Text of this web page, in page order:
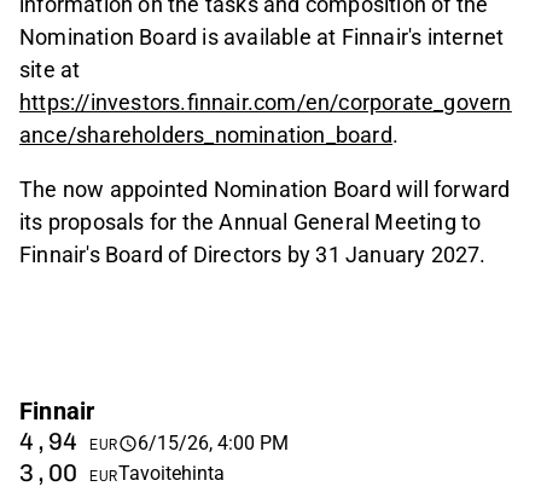
Nomination Board is available at Finnair's internet
site at
https://investors.finnair.com/en/corporate_govern
ance/shareholders_nomination_board.
The now appointed Nomination Board will forward
its proposals for the Annual General Meeting to
Finnair's Board of Directors by 31 January 2027.
Finnair
4,94 EUR 6/15/26, 4:00 PM
3,00 EURTavoitehinta